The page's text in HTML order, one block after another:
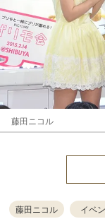
藤田ニコル
藤田ニコル イベ